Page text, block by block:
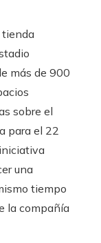
tienda
más de 900
sobre el
para el 22
una
tiempo
la compañía